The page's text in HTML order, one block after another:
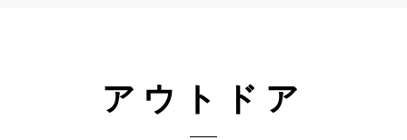
アウトドア